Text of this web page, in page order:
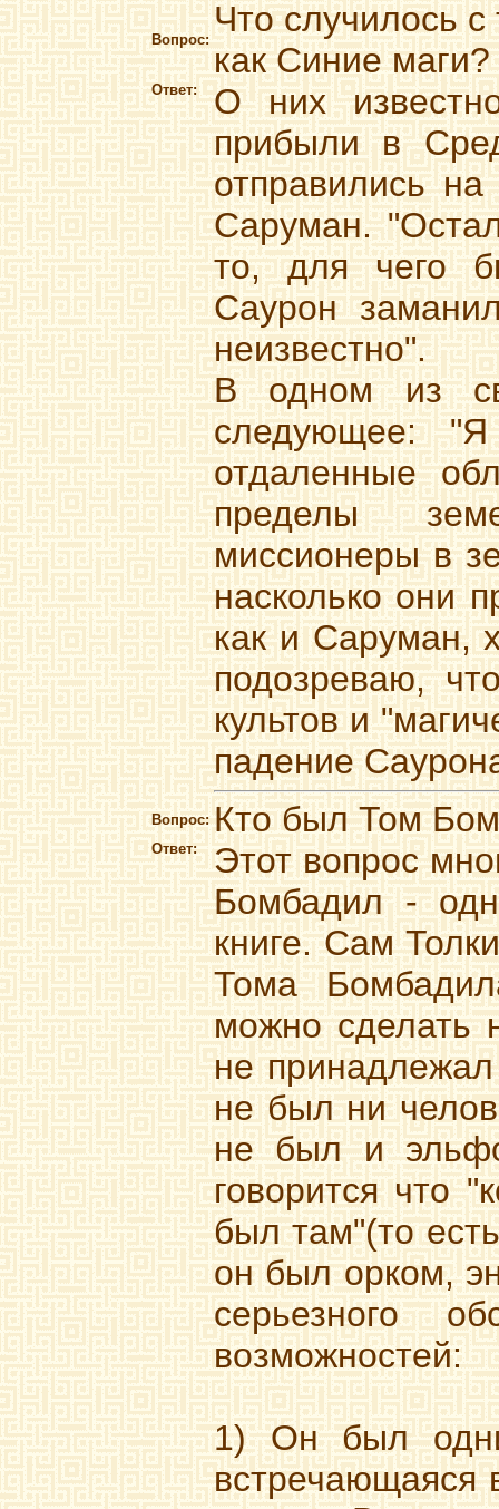
Вопрос:
Что случилось
как Синие маги?
Ответ:
О них
прибыли в
отправились
Саруман.
то, для чего
Саурон
неизвестно".
В одном из
следующее:
отдаленные
пределы
миссионеры в
насколько они
как и Саруман,
подозреваю,
культов и
падение
Вопрос: Кто был Том
Ответ:
Этот вопрос
Бомбадил -
книге. Сам
Тома
можно сделать
не
не был ни
не был и
говорится что
был там"(то
он был орком,
серьезного
возможностей:
1) Он был
встречающаяся